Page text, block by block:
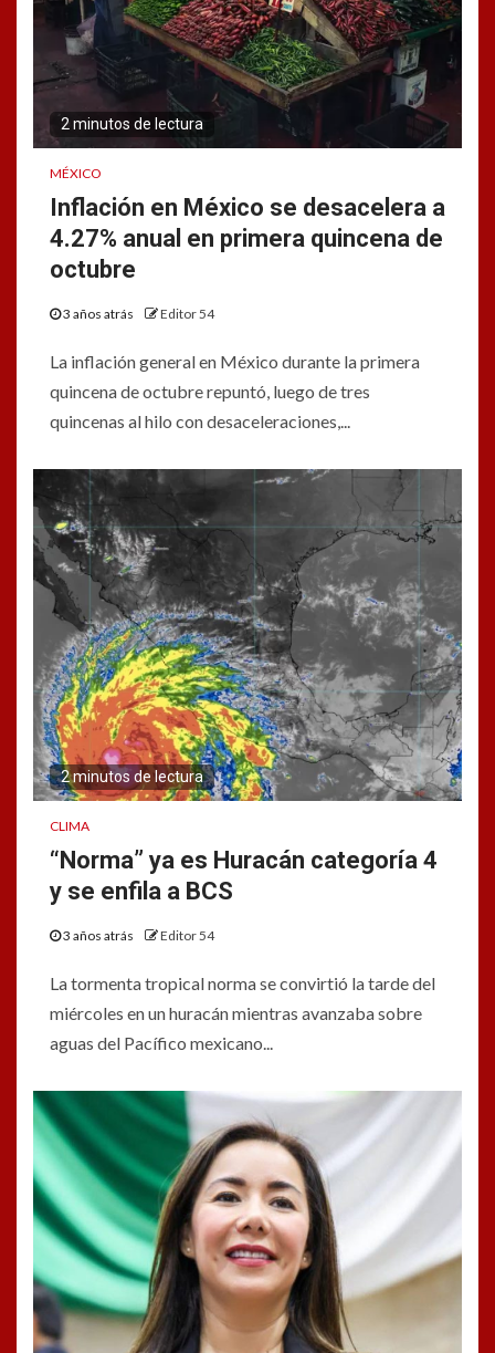
2 minutos de lectura
MÉXICO
Inflación en México se desacelera a
4.27% anual en primera quincena de
octubre
3 años atrás Editor 54
La inflación general en México durante la primera
quincena de octubre repuntó, luego de tres
quincenas al hilo con desaceleraciones,...
2 minutos de lectura
CLIMA
“Norma” ya es Huracán categoría 4
y se enfila a BCS
3 años atrás Editor 54
La tormenta tropical norma se convirtió la tarde del
miércoles en un huracán mientras avanzaba sobre
aguas del Pacífico mexicano...